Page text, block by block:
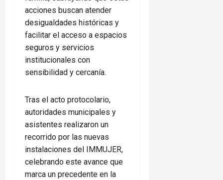
acciones buscan atender
desigualdades históricas y
facilitar el acceso a espacios
seguros y servicios
institucionales con
sensibilidad y cercanía.
Tras el acto protocolario,
autoridades municipales y
asistentes realizaron un
recorrido por las nuevas
instalaciones del IMMUJER,
celebrando este avance que
marca un precedente en la